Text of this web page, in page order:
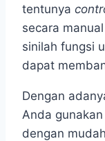
tentunya
secara
sinilah fungsi
dapat
Dengan
Anda
dengan